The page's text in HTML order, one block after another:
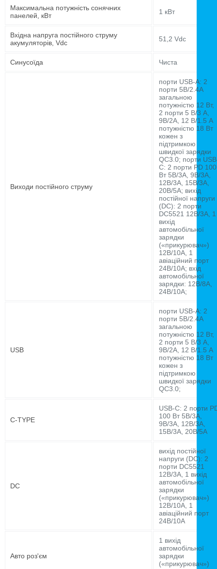
Максимальна потужність сонячних
панелей, кВт
1 кВт
Вхідна напруга постійного струму
акумуляторів, Vdc
51,2 Vdc
Синусоїда Чиста
Виходи постійного струму
порти USB-A: 2
порти 5В/2.4А
загальною
потужністю 12 Вт,
2 порти 5 В/3 А,
9В/2А, 12 В/1.5 А
потужністю 18 Вт
кожен з
підтримкою
швидкої зарядки
QC3.0; порти
C: 2 порти PD 100
Вт 5В/3А, 9В/3А,
12В/3А, 15В/3А,
20В/5А; вихід
постійної напруги
(DC): 2 порти
DC5521 12В/3А, 1
вихід
автомобільної
зарядки
(«прикурювач»)
12В/10А, 1
авіаційний порт
24В/10А; вхід
автомобільної
зарядки: 12В/8А,
24В/10А;
USB
порти USB-A: 2
порти 5В/2.4А
загальною
потужністю 12 Вт,
2 порти 5 В/3 А,
9В/2А, 12 В/1.5 А
потужністю 18 Вт
кожен з
підтримкою
швидкої зарядки
QC3.0;
C-TYPE
USB-C: 2 порти
100 Вт 5В/3А,
9В/3А, 12В/3А,
15В/3А, 20В/5А
DC
вихід постійної
напруги (DC): 2
порти DC5521
12В/3А, 1 вихід
автомобільної
зарядки
(«прикурювач»)
12В/10А, 1
авіаційний порт
24В/10А
Авто роз'єм
1 вихід
автомобільної
зарядки
(«прикурювач»)